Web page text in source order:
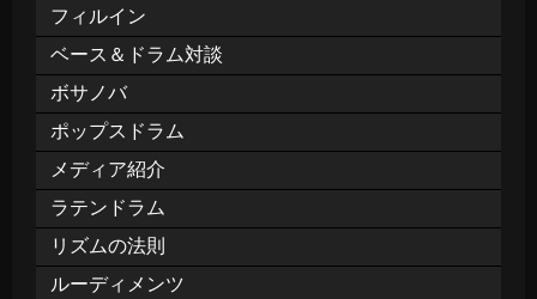
フィルイン
ベース＆ドラム対談
ボサノバ
ポップスドラム
メディア紹介
ラテンドラム
リズムの法則
ルーディメンツ